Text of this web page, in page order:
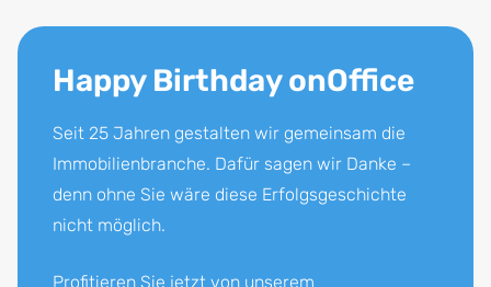
Happy Birthday onOffice
Seit 25 Jahren gestalten wir gemeinsam die
Immobilienbranche. Dafür sagen wir Danke –
denn ohne Sie wäre diese Erfolgsgeschichte
nicht möglich.
Profitieren Sie jetzt von unserem